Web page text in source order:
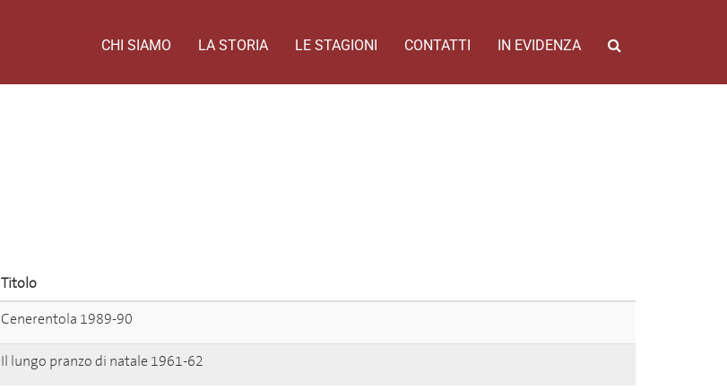
CHI SIAMO LA STORIA LE STAGIONI CONTATTI IN EVIDENZA
Titolo
Cenerentola 1989-90
Il lungo pranzo di natale 1961-62